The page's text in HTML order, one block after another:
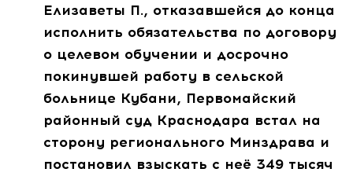
Елизаветы П., отказавшейся до конца
исполнить обязательства по договору
о целевом обучении и досрочно
покинувшей работу в сельской
больнице Кубани, Первомайский
районный суд Краснодара встал на
сторону регионального Минздрава и
постановил взыскать с неё 349 тысяч